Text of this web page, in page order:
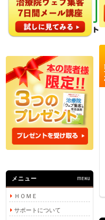
メニュー MENU
ＨＯＭＥ
サポートについて